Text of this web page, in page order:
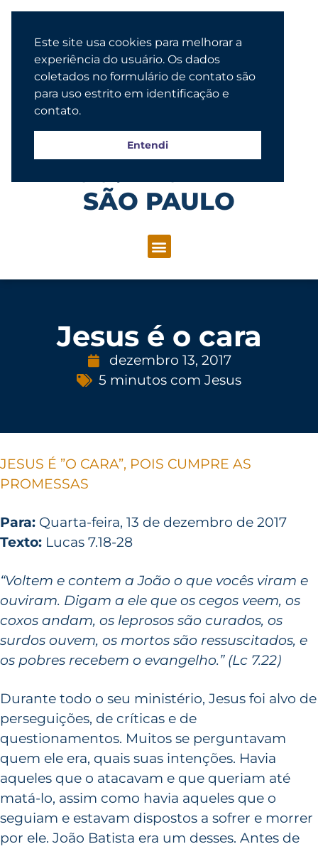
SÃO PAULO
Jesus é o cara
dezembro 13, 2017
5 minutos com Jesus
JESUS É ”O CARA”, POIS CUMPRE AS
PROMESSAS
Para: Quarta-feira, 13 de dezembro de 2017
Texto: Lucas 7.18-28
“Voltem e contem a João o que vocês viram e
ouviram. Digam a ele que os cegos veem, os
coxos andam, os leprosos são curados, os
surdos ouvem, os mortos são ressuscitados, e
os pobres recebem o evangelho.” (Lc 7.22)
Durante todo o seu ministério, Jesus foi alvo de
perseguições, de críticas e de
questionamentos. Muitos se perguntavam
quem ele era, quais suas intenções. Havia
aqueles que o atacavam e que queriam até
matá-lo, assim como havia aqueles que o
seguiam e estavam dispostos a sofrer e morrer
por ele. João Batista era um desses. Antes de
Este site usa cookies para melhorar a
experiência do usuário. Os dados
coletados no formulário de contato são
para uso estrito em identificação e
contato.
Entendi